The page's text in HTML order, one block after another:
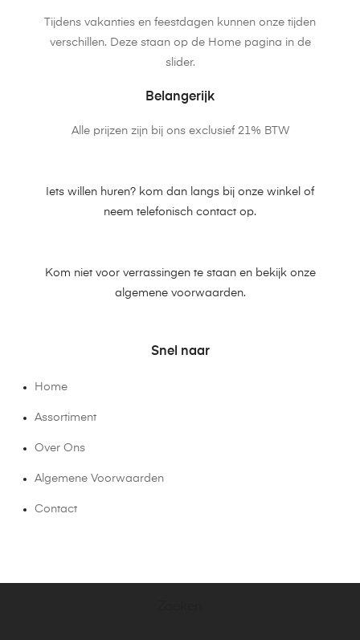
Tijdens vakanties en feestdagen kunnen onze tijden
verschillen. Deze staan op de Home pagina in de
slider.
Belangerijk
Alle prijzen zijn bij ons exclusief 21% BTW
Iets willen huren? kom dan langs bij onze winkel of
neem telefonisch contact op.
Kom niet voor verrassingen te staan en bekijk onze
algemene voorwaarden.
Snel naar
Home
Assortiment
Over Ons
Algemene Voorwaarden
Contact